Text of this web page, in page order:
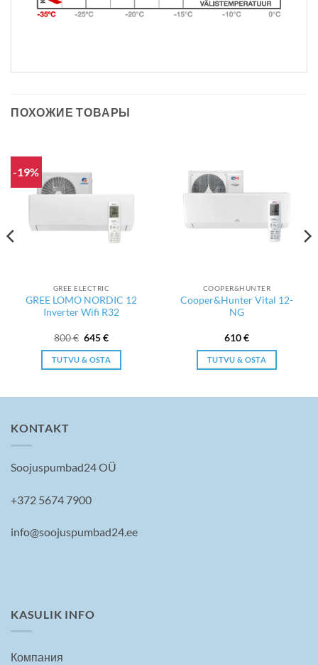
ПОХОЖИЕ ТОВАРЫ
-19%
GREE ELECTRIC
GREE LOMO NORDIC 12
Inverter Wifi R32
800€ Первоначальная
составляла
800 €.
645€Текущая
645 €.
TUTVU & OSTA
COOPER&HUNTER
Cooper&Hunter Vital 12-
NG
610€
TUTVU & OSTA
KONTAKT
Soojuspumbad24 OÜ
+372 5674 7900
info@soojuspumbad24.ee
KASULIK INFO
Компания